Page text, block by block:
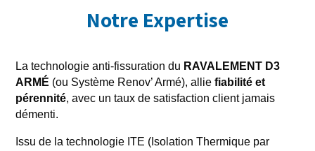
Notre Expertise
La technologie anti-fissuration du RAVALEMENT D3
ARMÉ (ou Système Renov’ Armé), alliefiabilité et
pérennité, avec un taux de satisfaction client jamais
démenti.
Issu de la technologie ITE (Isolation Thermique par